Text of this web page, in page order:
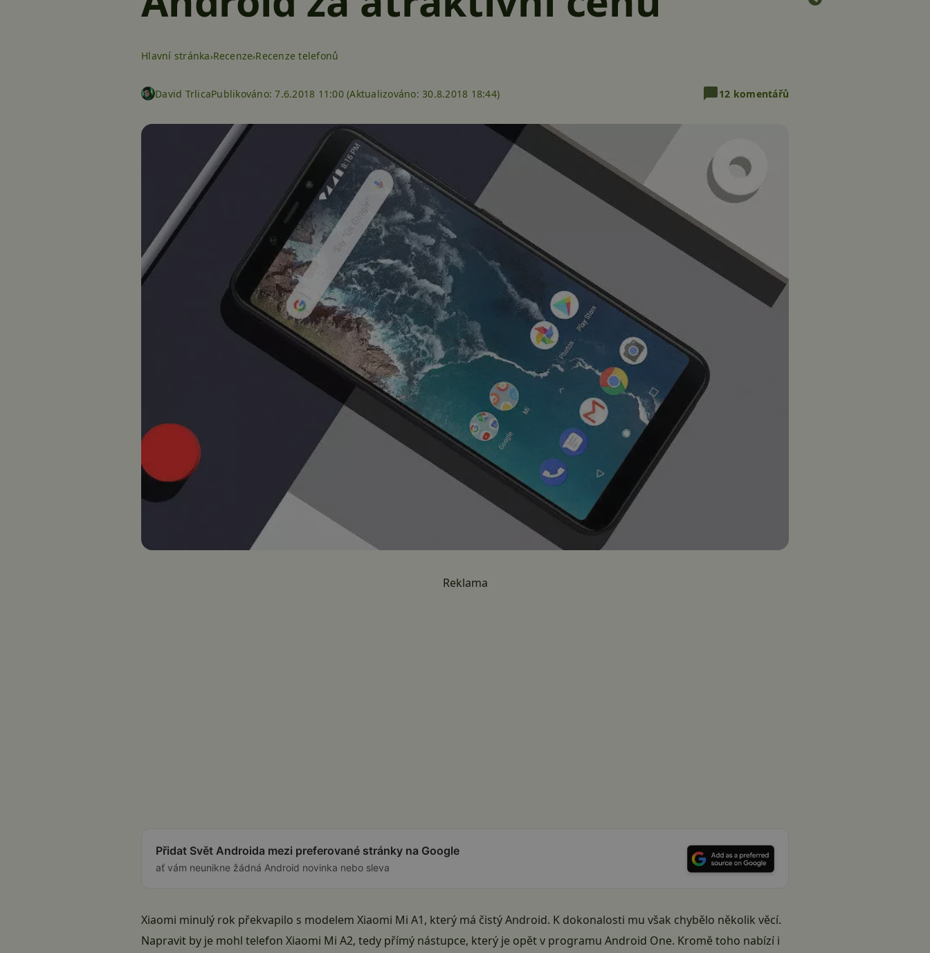
Hlavní stránka Recenze Recenze telefonů
David TrlicaPublikováno:7.6.2018 11:00 (Aktualizováno: 30.8.2018 18:44) 12 komentářů
Reklama
Přidat Svět Androida mezi preferované stránky na Google
ať vám neunikne žádná Android novinka nebo sleva
Xiaomi minulý rok překvapilo s modelem Xiaomi Mi A1, který má čistý Android. K dokonalosti mu však chybělo několik věcí.
Napravit by je mohl telefon Xiaomi Mi A2, tedy přímý nástupce, který je opět v programu Android One. Kromě toho nabízí i